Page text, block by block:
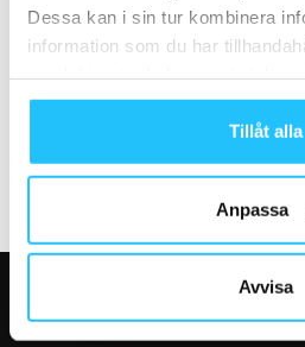
Dessa kan i sin tur kombinera
information som du har
Tillåt alla
Anpassa
Avvisa
Business
VÅRA FAVORITER